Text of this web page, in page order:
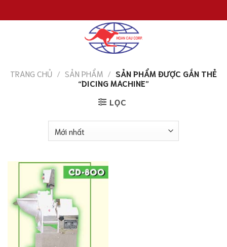
đến
TRANG CHỦ / SẢN PHẨM / SẢN PHẨM ĐƯỢC GẮN THẺ
“DICING MACHINE”
LỌC